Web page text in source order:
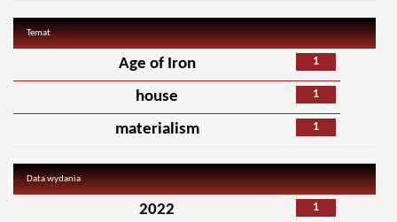
Temat
1
Age of Iron
1
house
1
materialism
Data wydania
1
2022